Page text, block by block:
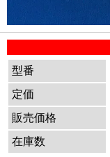
型番
定価
販売価格
在庫数